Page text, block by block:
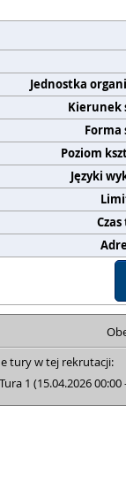
Jednostka
Kierunek
Forma
Poziom
Języki
tury w tej rekrutacji:
Tura 1 (15.04.2026